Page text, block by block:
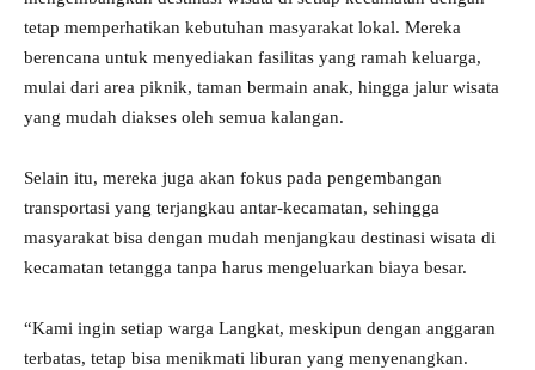
tetap memperhatikan kebutuhan masyarakat lokal. Mereka
berencana untuk menyediakan fasilitas yang ramah keluarga,
mulai dari area piknik, taman bermain anak, hingga jalur wisata
yang mudah diakses oleh semua kalangan.
Selain itu, mereka juga akan fokus pada pengembangan
transportasi yang terjangkau antar-kecamatan, sehingga
masyarakat bisa dengan mudah menjangkau destinasi wisata di
kecamatan tetangga tanpa harus mengeluarkan biaya besar.
“Kami ingin setiap warga Langkat, meskipun dengan anggaran
terbatas, tetap bisa menikmati liburan yang menyenangkan.